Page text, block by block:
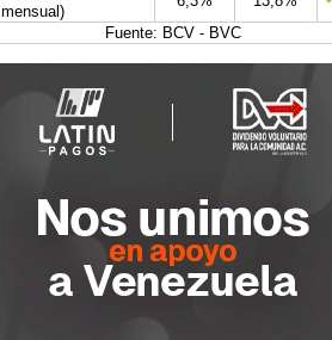
mensual)
Fuente: BCV - BVC